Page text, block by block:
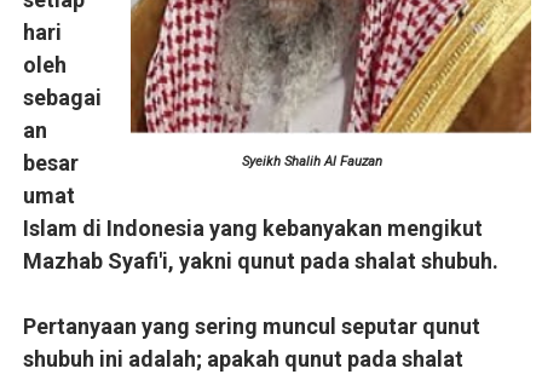
Umat Islam Bersatu, Mungkinkah ?
Selamat Atas Kelahiran Kepada Yang Pernah Dilahirkan
Selamat Kelahiran Isa AS Ibnu Maryam
Antara Pilkada dan Permainan Sepakbola
Visioner, Saya Ingin Anak Saya Lebih Baik
Syeikh Shalih Al Fauzan
hari
oleh
sebagai
an
besar
umat
Islam di Indonesia yang kebanyakan mengikut
Mazhab Syafi'i, yakni qunut pada shalat shubuh.
Pertanyaan yang sering muncul seputar qunut
shubuh ini adalah; apakah qunut pada shalat